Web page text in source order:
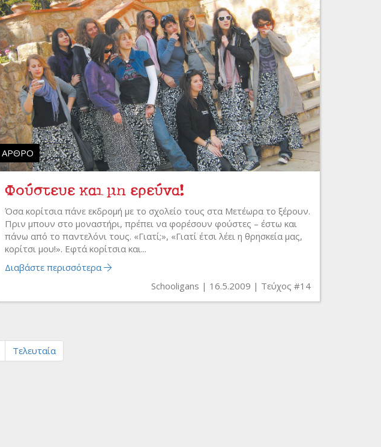
ΆΡΘΡΟ
Φούστευε και μη ερεύνα!
Όσα κορίτσια πάνε εκδρομή με το σχολείο τους στα Μετέωρα το ξέρουν.
Πριν μπουν στο μοναστήρι, πρέπει να φορέσουν φούστες – έστω και
πάνω από το παντελόνι τους. «Γιατί;», «Γιατί έτσι λέει η θρησκεία μας,
κορίτσι μου!». Εφτά κορίτσια και...
Διαβάστε περισσότερα
Schooligans
16.5.2009 Τεύχος #14
Τελευταία